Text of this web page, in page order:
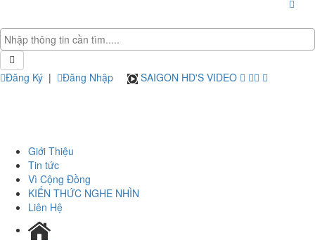
Đăng Ký | Đăng Nhập SAIGON HD'S VIDEO
Giới Thiệu
Tin tức
Vì Cộng Đồng
KIẾN THỨC NGHE NHÌN
Liên Hệ